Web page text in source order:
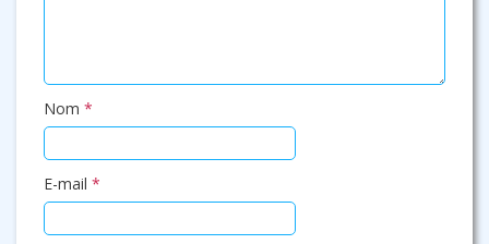
Nom *
E-mail *